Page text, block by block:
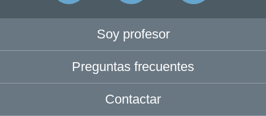
Soy profesor
Preguntas frecuentes
Contactar